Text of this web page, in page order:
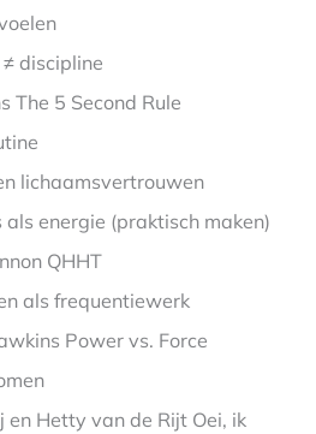
discipline
The 5 Second Rule
lichaamsvertrouwen
energie (praktisch maken)
QHHT
als frequentiewerk
Power vs. Force
en Hetty van de Rijt Oei, ik